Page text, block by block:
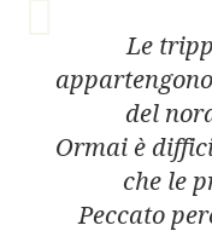
Le
del
Ormai è
che le
Peccato